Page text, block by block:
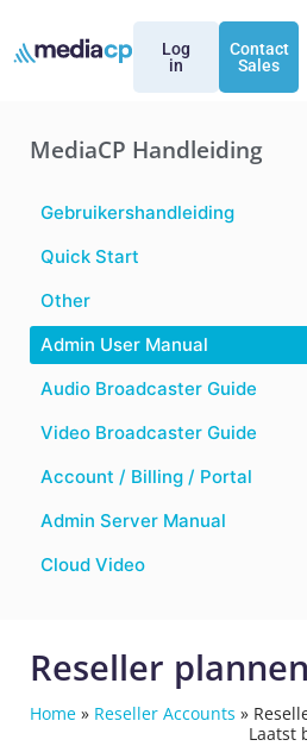
Log
in
Contact
Sales
MediaCP Handleiding
Gebruikershandleiding
Quick Start
Other
Admin User Manual
Audio Broadcaster Guide
Video Broadcaster Guide
Account / Billing / Portal
Admin Server Manual
Cloud Video
Reseller plannen
Home » Reseller Accounts »
Laatst